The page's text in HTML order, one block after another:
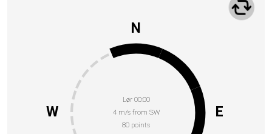
Lør 00:00
4 m/s from SW
80 points
N
E
W